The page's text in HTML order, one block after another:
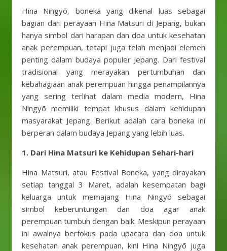
Hina Ningyō, boneka yang dikenal luas sebagai
bagian dari perayaan Hina Matsuri di Jepang, bukan
hanya simbol dari harapan dan doa untuk kesehatan
anak perempuan, tetapi juga telah menjadi elemen
penting dalam budaya populer Jepang. Dari festival
tradisional yang merayakan pertumbuhan dan
kebahagiaan anak perempuan hingga penampilannya
yang sering terlihat dalam media modern, Hina
Ningyō memiliki tempat khusus dalam kehidupan
masyarakat Jepang. Berikut adalah cara boneka ini
berperan dalam budaya Jepang yang lebih luas.
1. Dari Hina Matsuri ke Kehidupan Sehari-hari
Hina Matsuri, atau Festival Boneka, yang dirayakan
setiap tanggal 3 Maret, adalah kesempatan bagi
keluarga untuk memajang Hina Ningyō sebagai
simbol keberuntungan dan doa agar anak
perempuan tumbuh dengan baik. Meskipun perayaan
ini awalnya berfokus pada upacara dan doa untuk
kesehatan anak perempuan, kini Hina Ningyō juga